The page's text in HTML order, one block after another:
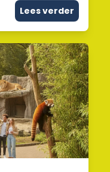
Lees verder